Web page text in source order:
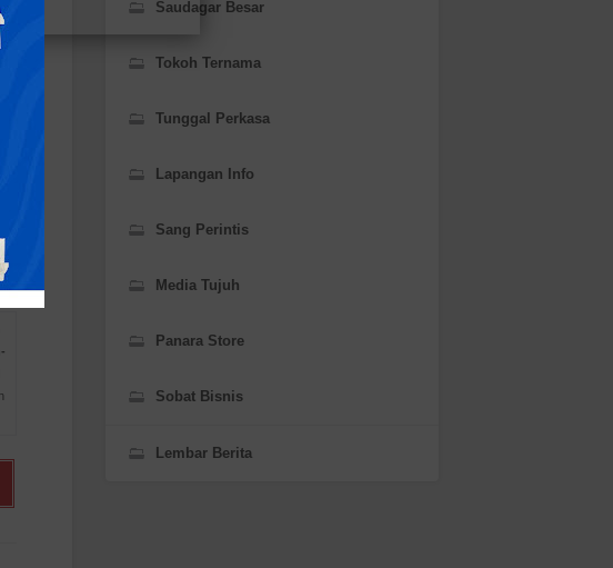
Saudagar Besar
Tokoh Ternama
Tunggal Perkasa
Lapangan Info
Sang Perintis
Media Tujuh
Panara Store
Sobat Bisnis
Lembar Berita